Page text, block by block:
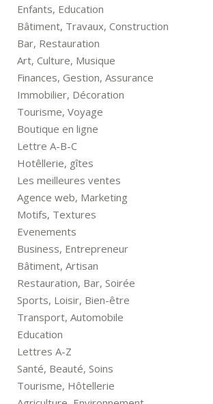
Enfants, Education
Bâtiment, Travaux, Construction
Bar, Restauration
Art, Culture, Musique
Finances, Gestion, Assurance
Immobilier, Décoration
Tourisme, Voyage
Boutique en ligne
Lettre A-B-C
Hotêllerie, gîtes
Les meilleures ventes
Agence web, Marketing
Motifs, Textures
Evenements
Business, Entrepreneur
Bâtiment, Artisan
Restauration, Bar, Soirée
Sports, Loisir, Bien-être
Transport, Automobile
Education
Lettres A-Z
Santé, Beauté, Soins
Tourisme, Hôtellerie